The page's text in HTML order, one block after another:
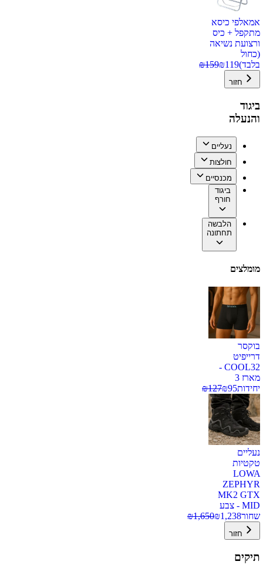
אמאלפי כיסא
מתקפל + כיס
ורצועת נשיאה
(כחול
בלבד)
₪119
₪159
חזור
ביגוד
והנעלה
נעליים
חולצות
מכנסיים
ביגוד
חורף
הלבשה
תחתונה
מומלצים
בוקסר
דרייפיט
COOL32 -
מארז 3
יחידות
₪95
₪127
נעליים
טקטיות
LOWA
ZEPHYR
MK2 GTX
MID - צבע
שחור
₪1,238
₪1,650
חזור
תיקים